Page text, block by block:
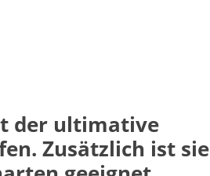
der ultimative
Zusätzlich ist sie